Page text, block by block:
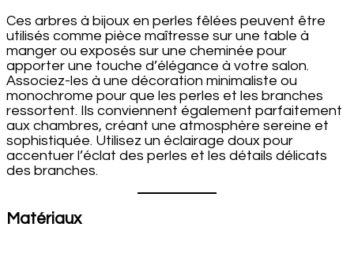
Ces arbres à bijoux en perles fêlées peuvent être
utilisés comme pièce maîtresse sur une table à
manger ou exposés sur une cheminée pour
apporter une touche d’élégance à votre salon.
Associez-les à une décoration minimaliste ou
monochrome pour que les perles et les branches
ressortent. Ils conviennent également parfaitement
aux chambres, créant une atmosphère sereine et
sophistiquée. Utilisez un éclairage doux pour
accentuer l’éclat des perles et les détails délicats
des branches.
Matériaux